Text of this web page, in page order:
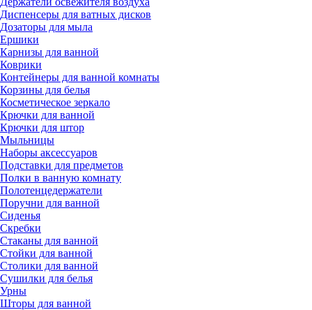
Диспенсеры для ватных дисков
Дозаторы для мыла
Ершики
Карнизы для ванной
Коврики
Контейнеры для ванной комнаты
Корзины для белья
Косметическое зеркало
Крючки для ванной
Крючки для штор
Мыльницы
Наборы аксессуаров
Подставки для предметов
Полки в ванную комнату
Полотенцедержатели
Поручни для ванной
Сиденья
Скребки
Стаканы для ванной
Стойки для ванной
Столики для ванной
Сушилки для белья
Урны
Шторы для ванной